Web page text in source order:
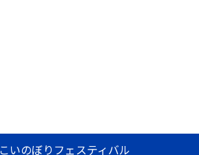
いのぼりフェスティバル